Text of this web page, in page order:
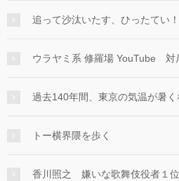
追って沙汰いたす、ひったてい！
ウラヤミ系 修羅場 YouTube 対
過去140年間、東京の気温が暑
トー横界隈を歩く
香川照之 嫌いな歌舞伎役者１位